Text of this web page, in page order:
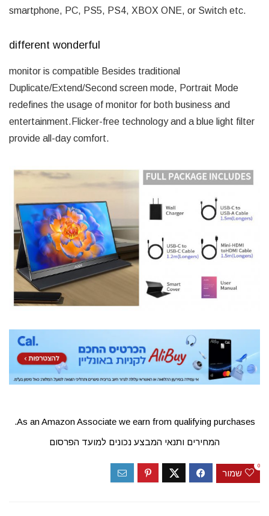
smartphone, PC, PS5, PS4, XBOX ONE, or Switch etc.
different wonderful
monitor is compatible Besides traditional
Duplicate/Extend/Second screen mode, Portrait Mode
redefines the usage of monitor for both business and
entertainment.Flicker-free technology and a blue light filter
provide all-day comfort.
As an Amazon Associate we earn from qualifying purchases.
המחירים ותנאי המבצע נכונים למועד הפרסום
שמור
0